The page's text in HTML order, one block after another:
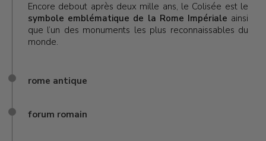
Encore debout après deux mille ans, le Colisée est le
symbole emblématique de la Rome Impériale ainsi
que l’un des monuments les plus reconnaissables du
monde.
rome antique
forum romain